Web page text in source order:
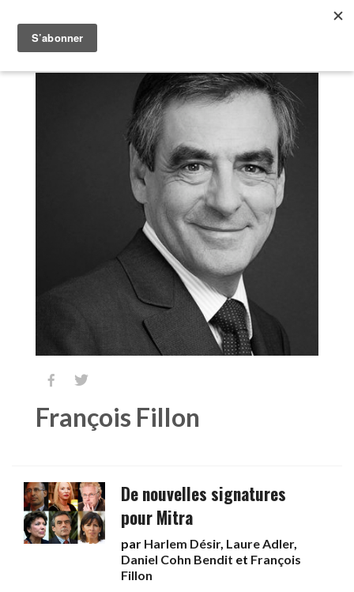
 
François Fillon
De nouvelles signatures
pour Mitra
par Harlem Désir, Laure Adler,
Daniel Cohn Bendit et François
Fillon